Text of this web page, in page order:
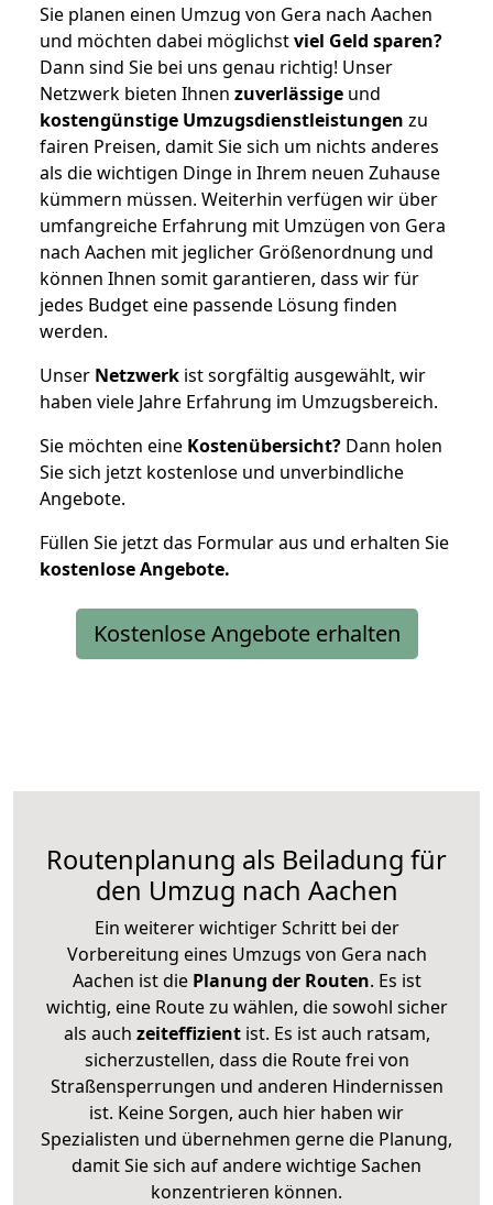
Sie planen einen Umzug von Gera nach Aachen
und möchten dabei möglichstviel Geld sparen?
Dann sind Sie bei uns genau richtig! Unser
Netzwerk bieten Ihnen zuverlässige und
kostengünstige Umzugsdienstleistungen zu
fairen Preisen, damit Sie sich um nichts anderes
als die wichtigen Dinge in Ihrem neuen Zuhause
kümmern müssen. Weiterhin verfügen wir über
umfangreiche Erfahrung mit Umzügen von Gera
nach Aachen mit jeglicher Größenordnung und
können Ihnen somit garantieren, dass wir für
jedes Budget eine passende Lösung finden
werden.
Unser Netzwerk ist sorgfältig ausgewählt, wir
haben viele Jahre Erfahrung im Umzugsbereich.
Sie möchten eine Kostenübersicht? Dann holen
Sie sich jetzt kostenlose und unverbindliche
Angebote.
Füllen Sie jetzt das Formular aus und erhalten Sie
kostenloseAngebote.
Kostenlose Angebote erhalten
Routenplanung als Beiladung für
den Umzug nach Aachen
Ein weiterer wichtiger Schritt bei der
Vorbereitung eines Umzugs von Gera nach
Aachen ist diePlanung der Routen. Es ist
wichtig, eine Route zu wählen, die sowohl sicher
als auch zeiteffizientist. Es ist auch ratsam,
sicherzustellen, dass die Route frei von
Straßensperrungen und anderen Hindernissen
ist. Keine Sorgen, auch hier haben wir
Spezialisten und übernehmen gerne die Planung,
damit Sie sich auf andere wichtige Sachen
konzentrieren können.